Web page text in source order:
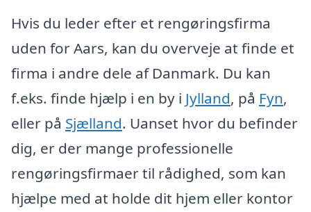
Hvis du leder efter et rengøringsfirma
uden for Aars, kan du overveje at finde et
firma i andre dele af Danmark. Du kan
f.eks. finde hjælp i en by i Jylland, på Fyn,
eller på Sjælland. Uanset hvor du befinder
dig, er der mange professionelle
rengøringsfirmaer til rådighed, som kan
hjælpe med at holde dit hjem eller kontor